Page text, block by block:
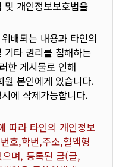
및 개인정보보호법을
배되는 내용과 타인의
기타 권리를 침해하는
한 게시물로 인해
원 본인에게 있습니다.
에 삭제가능합니다.
따라 타인의 개인정보
호,학번,주소,혈액형
며, 등록된 글(글,